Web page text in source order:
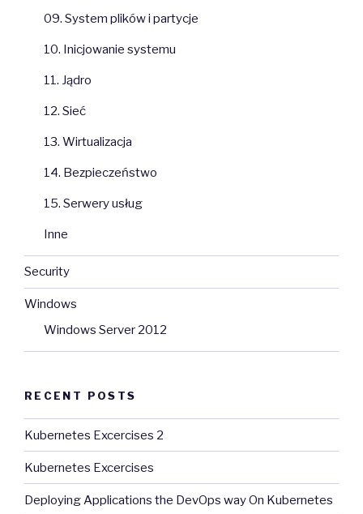
09. System plików i partycje
10. Inicjowanie systemu
11. Jądro
12. Sieć
13. Wirtualizacja
14. Bezpieczeństwo
15. Serwery usług
Inne
Security
Windows
Windows Server 2012
RECENT POSTS
Kubernetes Excercises 2
Kubernetes Excercises
Deploying Applications the DevOps way On Kubernetes